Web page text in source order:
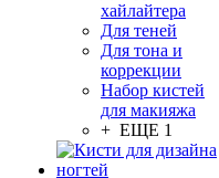
хайлайтера
Для теней
Для тона и
коррекции
Набор кистей
для макияжа
+ ЕЩЕ 1